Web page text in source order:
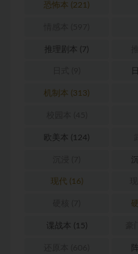
恐怖本 (221)
推理剧本 (7)
机制本 (313)
欧美本 (124)
现代 (16)
谍战本 (15)